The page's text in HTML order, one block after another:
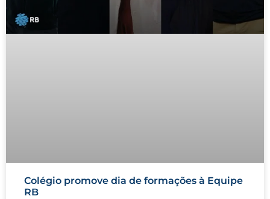
Colégio promove dia de formações à Equipe
RB